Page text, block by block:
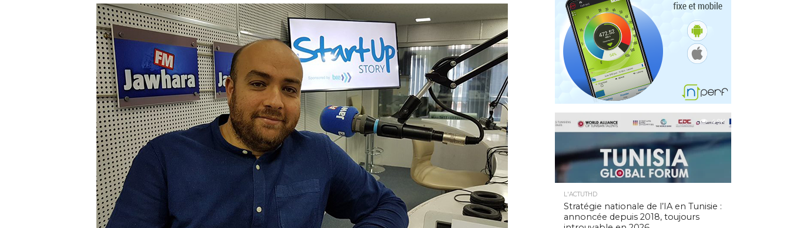
4.9K
L'ACTUTHD
Stratégie nationale de l’IA en Tunisie :
annoncée depuis 2018, toujours